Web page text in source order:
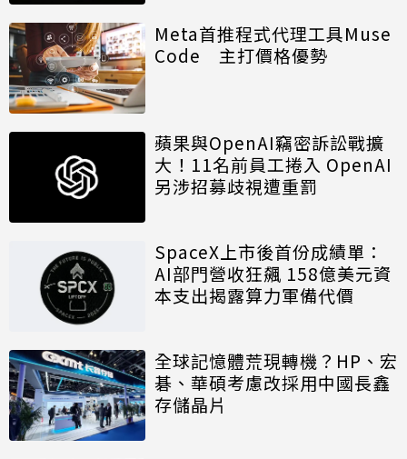
Meta首推程式代理工具Muse
Code 主打價格優勢
蘋果與OpenAI竊密訴訟戰擴
大！11名前員工捲入 OpenAI
另涉招募歧視遭重罰
SpaceX上市後首份成績單：
AI部門營收狂飆 158億美元資
本支出揭露算力軍備代價
全球記憶體荒現轉機？HP、宏
碁、華碩考慮改採用中國長鑫
存儲晶片